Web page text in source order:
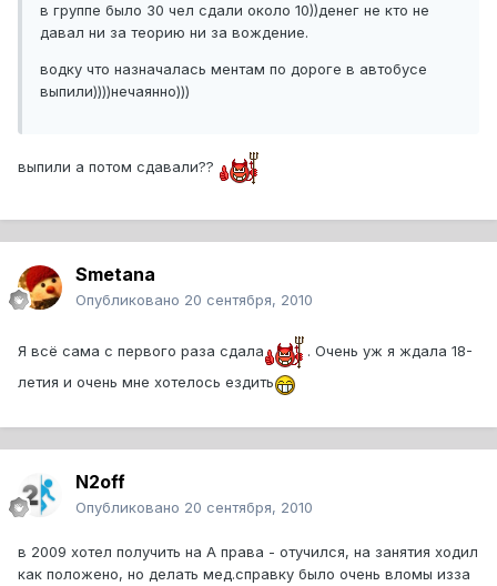
в группе было 30 чел сдали около 10))денег не кто не
давал ни за теорию ни за вождение.
водку что назначалась ментам по дороге в автобусе
выпили))))нечаянно)))
выпили а потом сдавали??
Smetana
Опубликовано 20 сентября, 2010
Я всё сама с первого раза сдала
. Очень уж я ждала 18-
летия и очень мне хотелось ездить
N2off
Опубликовано 20 сентября, 2010
в 2009 хотел получить на A права - отучился, на занятия ходил
как положено, но делать мед.справку было очень вломы изза